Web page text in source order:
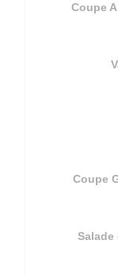
Coupe
Coupe